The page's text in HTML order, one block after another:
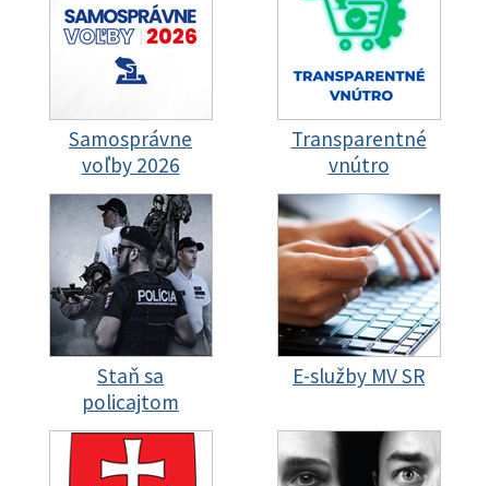
Samosprávne
voľby 2026
Transparentné
vnútro
Staň sa
policajtom
E-služby MV SR